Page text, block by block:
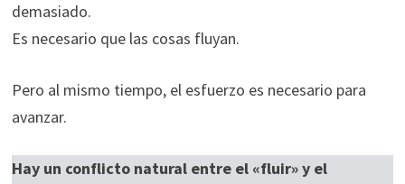
demasiado.
Es necesario que las cosas fluyan.
Pero al mismo tiempo, el esfuerzo es necesario para
avanzar.
Hay un conflicto natural entre el «fluir» y el